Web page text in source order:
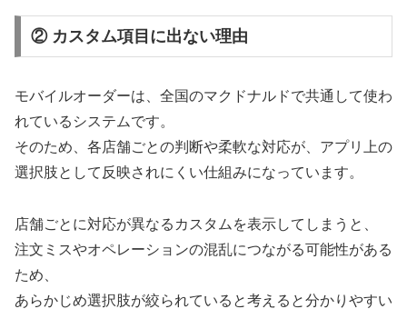
② カスタム項目に出ない理由
モバイルオーダーは、全国のマクドナルドで共通して使わ
れているシステムです。
そのため、各店舗ごとの判断や柔軟な対応が、アプリ上の
選択肢として反映されにくい仕組みになっています。
店舗ごとに対応が異なるカスタムを表示してしまうと、
注文ミスやオペレーションの混乱につながる可能性がある
ため、
あらかじめ選択肢が絞られていると考えると分かりやすい